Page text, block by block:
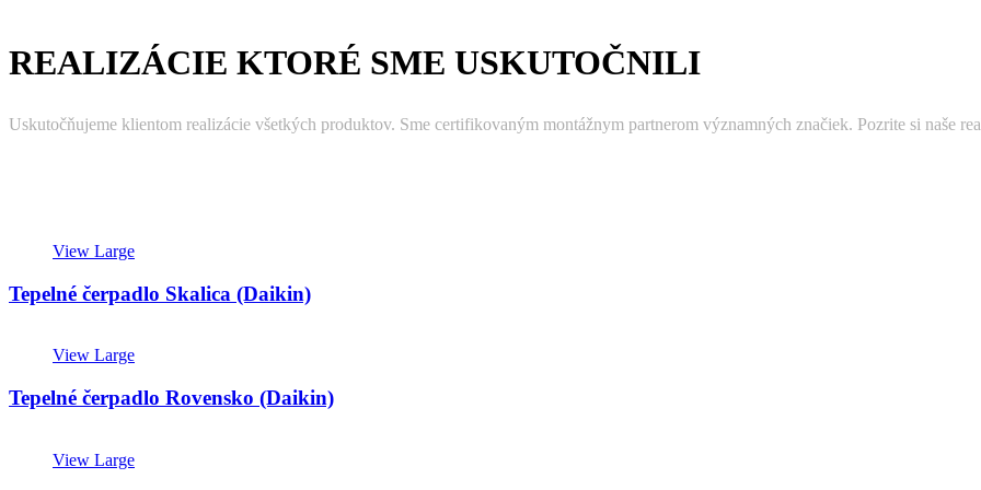
REALIZÁCIE KTORÉ SME USKUTOČNILI
Uskutočňujeme klientom realizácie všetkých produktov. Sme certifikovaným montážnym partnerom významných značiek. Pozrite si naše
View Large
Tepelné čerpadlo Skalica (Daikin)
View Large
Tepelné čerpadlo Rovensko (Daikin)
View Large